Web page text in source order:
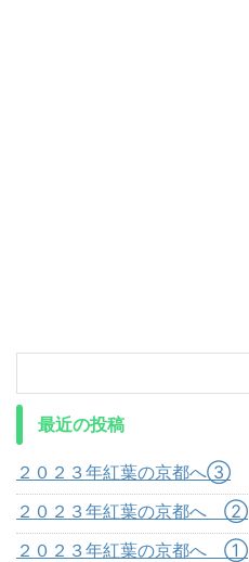
最近の投稿
２０２３年紅葉の京都へ③
２０２３年紅葉の京都へ ②
２０２３年紅葉の京都へ ①